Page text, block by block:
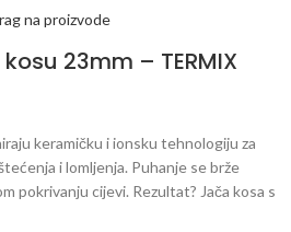
na proizvode
23mm – TERMIX
keramičku i ionsku tehnologiju za
i lomljenja. Puhanje se brže
pokrivanju cijevi. Rezultat? Jača kosa s